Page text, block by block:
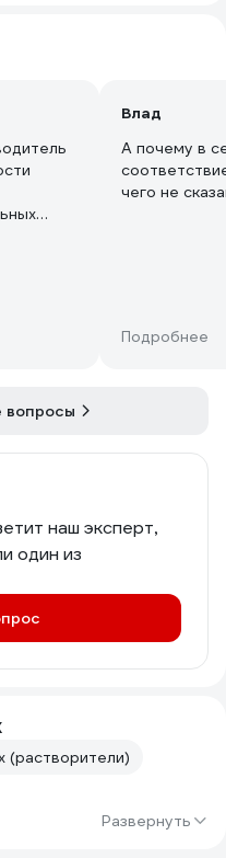
Влад
А почему в
чего не
Подробнее
вопросы
наш эксперт,
один из
(растворители)
Развернуть